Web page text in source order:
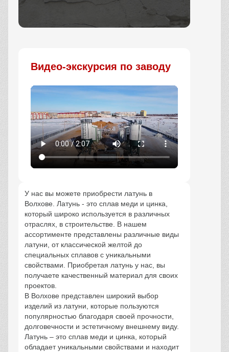
Видео-экскурсия по заводу
У нас вы можете приобрести латунь в
Волхове. Латунь - это сплав меди и цинка,
который широко используется в различных
отраслях, в строительстве. В нашем
ассортименте представлены различные виды
латуни, от классической желтой до
специальных сплавов с уникальными
свойствами. Приобретая латунь у нас, вы
получаете качественный материал для своих
проектов.
В Волхове представлен широкий выбор
изделий из латуни, которые пользуются
популярностью благодаря своей прочности,
долговечности и эстетичному внешнему виду.
Латунь – это сплав меди и цинка, который
обладает уникальными свойствами и находит